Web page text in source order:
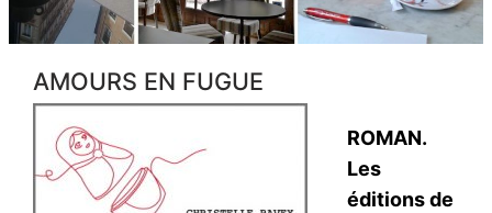
AMOURS EN FUGUE
ROMAN.
Les
éditions de